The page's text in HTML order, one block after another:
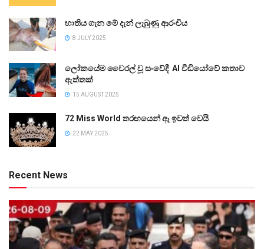
භාතිය ගැන මේ දැන් ලැබුණු ආරංචිය
8 JULY 2025
ලෝකයේම වෛරල් වූ සංවේදී AI වීඩියෝවේ කතාව
ඇත්තක්
15 AUGUST 2025
72 Miss World තරඟයෙන් ඈ ඉවත් වෙයි
22 MAY 2025
Recent News